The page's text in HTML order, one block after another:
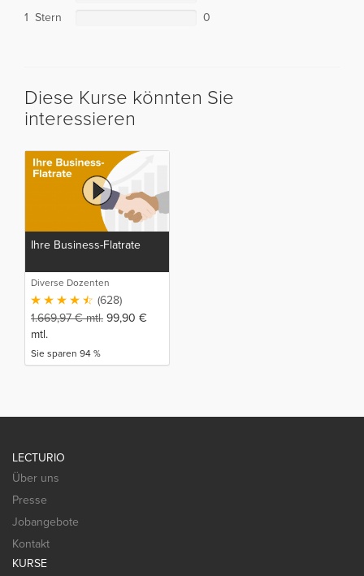
1 Stern
0
Diese Kurse könnten Sie
interessieren
Ihre Business-Flatrate
Diverse Dozenten
(628)
1.669,97€mtl. 99,90 €
mtl.
Sie sparen 94 %
LECTURIO
Über uns
Presse
Jobangebote
Kontakt
KURSE